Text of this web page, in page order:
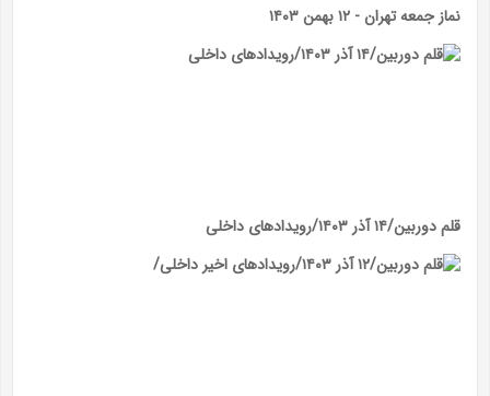
نماز جمعه تهران - ۱۲ بهمن ۱۴۰۳
قلم دوربین/۱۴ آذر ۱۴۰۳/رویداد‌های داخلی